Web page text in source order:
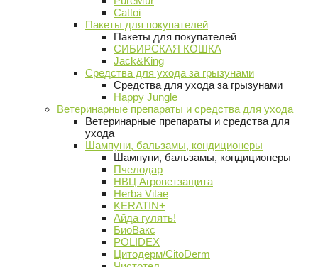
Cattoi
Пакеты для покупателей
Пакеты для покупателей
СИБИРСКАЯ КОШКА
Jack&King
Средства для ухода за грызунами
Средства для ухода за грызунами
Happy Jungle
Ветеринарные препараты и средства для ухода
Ветеринарные препараты и средства для
ухода
Шампуни, бальзамы, кондиционеры
Шампуни, бальзамы, кондиционеры
Пчелодар
НВЦ Агроветзащита
Herba Vitae
KERATIN+
Айда гулять!
БиоВакс
POLIDEX
Цитодерм/CitoDerm